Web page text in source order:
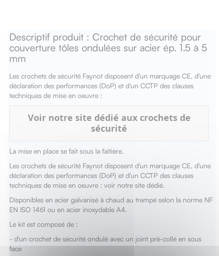
Descriptif produit : Crochet de sécurité pour
couverture tôles ondulées sur acier ép. 1.5 à 5
mm
Les crochets de sécurité Faynot disposent d'un marquage CE, d'une
déclaration des performances (DoP) et d'un CCTP des clauses
techniques de mise en oeuvre :
Voir notre site dédié aux crochets de
sécurité
La mise en place se fait sous la faîtière.
Les crochets de sécurité Faynot disposent d'un marquage CE, d'une
déclaration des performances (DoP) et d'un CCTP des clauses
techniques de mise en oeuvre : voir notre site dédié.
Disponibles en acier galvanisé à chaud au trempé selon la norme NF
EN ISO 1461 ou en acier inoxydable A4.
Le kit est composé de :
- d'un crochet de sécurité ondulé avec un joint pré-collé en sous
face